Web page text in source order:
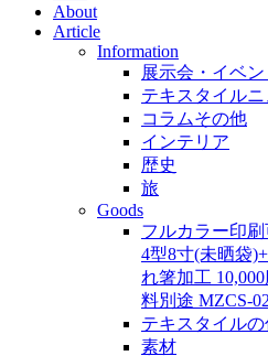
About
Article
Information
展示会・イベン
テキスタイルニ
コラムその他
インテリア
歴史
旅
Goods
フルカラー印
4型8寸(未晒袋
れ箸加工
料別途 MZCS-
テキスタイル
素材